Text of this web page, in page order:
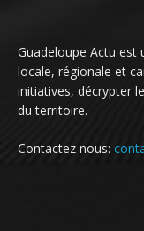
Guadeloupe Actu est
locale, régionale et
initiatives, décrypter
du territoire.
Contactez nous: